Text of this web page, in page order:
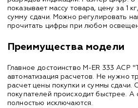
показывает массу товара, цену за 1
сумму сдачи. Можно регулировать
прочитать цифры при любом
Преимущества модели
Главное достоинство M-ER 333 ACP
автоматизация расчетов. Не нужно
расчет цены покупки и суммы сдачи.
покупателей происходит быстрее. А
полностью исключаются.